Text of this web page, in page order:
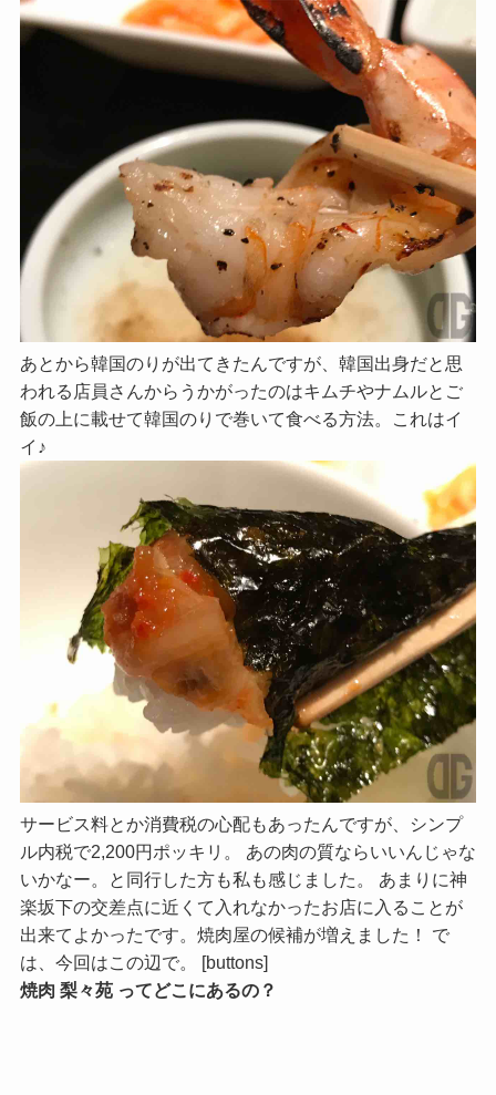
あとから韓国のりが出てきたんですが、韓国出身だと思
われる店員さんからうかがったのはキムチやナムルとご
飯の上に載せて韓国のりで巻いて食べる方法。これはイ
イ♪
サービス料とか消費税の心配もあったんですが、シンプ
ル内税で2,200円ポッキリ。 あの肉の質ならいいんじゃな
いかなー。と同行した方も私も感じました。 あまりに神
楽坂下の交差点に近くて入れなかったお店に入ることが
出来てよかったです。焼肉屋の候補が増えました！ で
は、今回はこの辺で。 [buttons]
焼肉 梨々苑 ってどこにあるの？